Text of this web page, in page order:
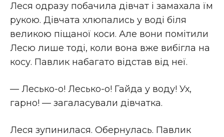
Леся одразу побачила дівчат і замахала їм
рукою. Дівчата хлюпались у воді біля
великою піщаної коси. Але вони помітили
Лесю лише тоді, коли вона вже вибігла на
косу. Павлик набагато відстав від неї.
— Лесько-о! Лесько-о! Гайда у воду! Ух,
гарно! — загаласували дівчатка.
Леся зупинилася. Обернулась. Павлик